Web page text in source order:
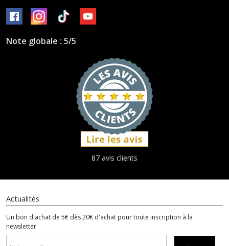
Note globale : 5/5
87 avis clients
Actualités
Un bon d'achat de 5€ dès 20€ d'achat pour toute inscription à la
newsletter